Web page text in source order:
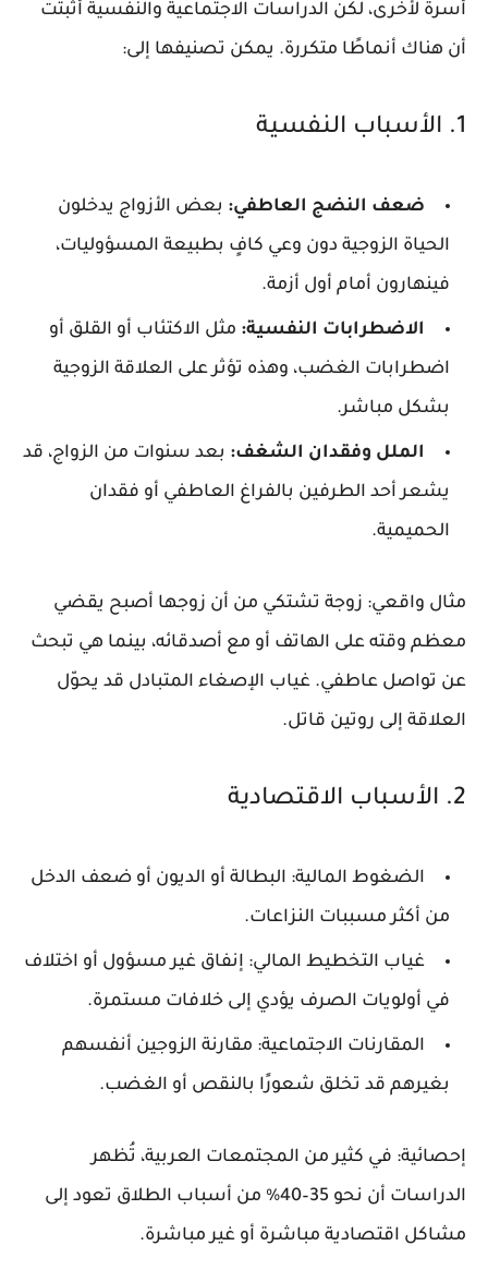
أسرة لأخرى، لكن الدراسات الاجتماعية والنفسية أثبتت
أن هناك أنماطًا متكررة. يمكن تصنيفها إلى:
1. الأسباب النفسية
ضعف النضج العاطفي: بعض الأزواج يدخلون
الحياة الزوجية دون وعي كافٍ بطبيعة المسؤوليات،
فينهارون أمام أول أزمة.
الاضطرابات النفسية: مثل الاكتئاب أو القلق أو
اضطرابات الغضب، وهذه تؤثر على العلاقة الزوجية
بشكل مباشر.
الملل وفقدان الشغف: بعد سنوات من الزواج، قد
يشعر أحد الطرفين بالفراغ العاطفي أو فقدان
الحميمية.
مثال واقعي: زوجة تشتكي من أن زوجها أصبح يقضي
معظم وقته على الهاتف أو مع أصدقائه، بينما هي تبحث
عن تواصل عاطفي. غياب الإصغاء المتبادل قد يحوّل
العلاقة إلى روتين قاتل.
2. الأسباب الاقتصادية
الضغوط المالية: البطالة أو الديون أو ضعف الدخل
من أكثر مسببات النزاعات.
غياب التخطيط المالي: إنفاق غير مسؤول أو اختلاف
في أولويات الصرف يؤدي إلى خلافات مستمرة.
المقارنات الاجتماعية: مقارنة الزوجين أنفسهم
بغيرهم قد تخلق شعورًا بالنقص أو الغضب.
إحصائية: في كثير من المجتمعات العربية، تُظهر
الدراسات أن نحو 35–40% من أسباب الطلاق تعود إلى
مشاكل اقتصادية مباشرة أو غير مباشرة.